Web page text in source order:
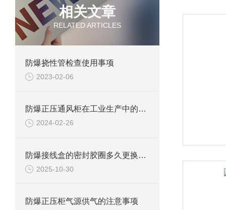
相关文章
RELATED ARTICLES
防爆挠性管检查使用事项
2023-02-06
防爆正压通风柜在工业生产中的重要作用
2024-02-26
防爆接线盒的密封胶圈多久更换一次？
2025-10-30
防爆正压柜气源供气的注意事项